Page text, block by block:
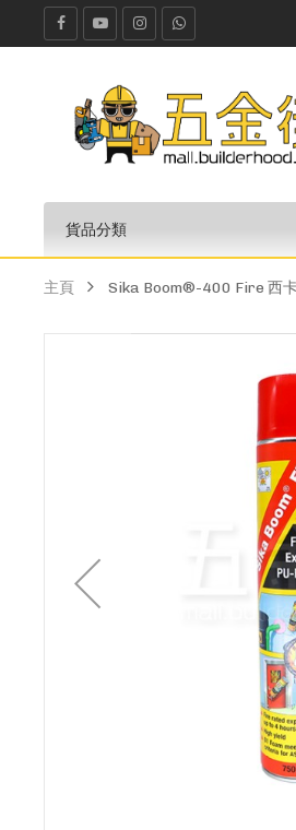
貨品分類
主頁 Sika Boom®-400 Fire 西